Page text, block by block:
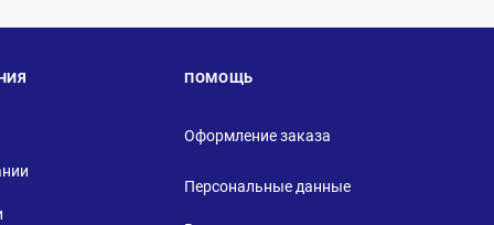
ПОМОЩЬ
Оформление заказа
Персональные данные